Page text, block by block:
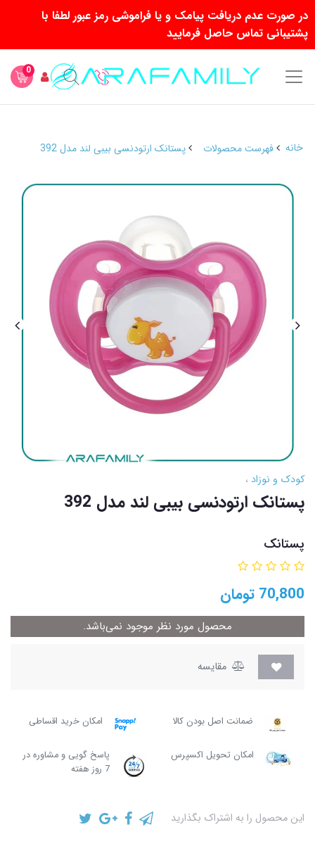
در صورت عدم دریافت پیامک و یا فراموشی رمز عبور لطفا با
پشتیبانی تماس حاصل فرمایید
0
خانه فهرست محصولات پستانک ارتودنسی بیبی لند مدل 392
کودک و نوزاد
پستانک ارتودنسی بیبی لند مدل 392
پستانک
70,800 تومان
محصول مورد نظر موجود نمی‌باشد.
مقایسه
ضمانت اصل بودن کالا امکان خرید اقساطی
امکان تحویل اکسپرس
پاسخ گویی و مشاوره در
7 روز هفته
این محصول را به اشتراک بگذارید